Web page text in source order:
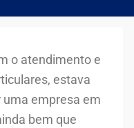
o atendimento e
estava
empresa em
bem que